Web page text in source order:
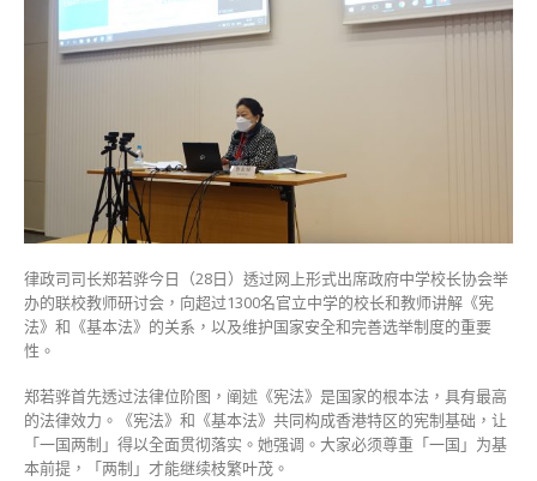
千
选
冀
学
校
养
有
国
家
律政司司长郑若骅今日（28日）透过网上形式出席政府中学校长协会举
办的联校教师研讨会，向超过1300名官立中学的校长和教师讲解《宪
法》和《基本法》的关系，以及维护国家安全和完善选举制度的重要
性。
郑若骅首先透过法律位阶图，阐述《宪法》是国家的根本法，具有最高
的法律效力。《宪法》和《基本法》共同构成香港特区的宪制基础，让
「一国两制」得以全面贯彻落实。她强调。大家必须尊重「一国」为基
本前提，「两制」才能继续枝繁叶茂。